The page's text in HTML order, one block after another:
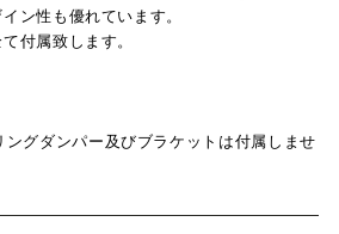
ン性も優れています。
付属致します。
グダンパー及びブラケットは付属しませ